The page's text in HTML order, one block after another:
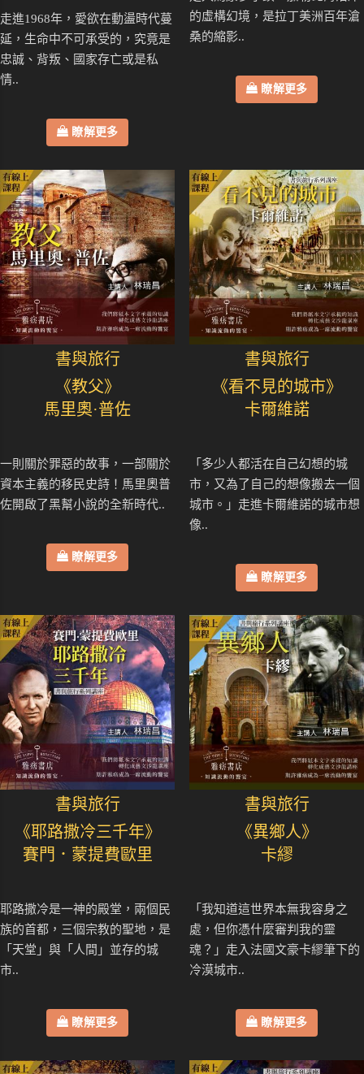
走進1968年，愛欲在動盪時代蔓
延，生命中不可承受的，究竟是
忠誠、背叛、國家存亡或是私
情..
瞭解更多
的虛構幻境，是拉丁美洲百年滄
桑的縮影..
瞭解更多
書與旅行
《教父》
馬里奧·普佐
一則關於罪惡的故事，一部關於
資本主義的移民史詩！馬里奧普
佐開啟了黑幫小說的全新時代..
瞭解更多
書與旅行
《看不見的城市》
卡爾維諾
「多少人都活在自己幻想的城
市，又為了自己的想像搬去一個
城市。」走進卡爾維諾的城市想
像..
瞭解更多
書與旅行
《耶路撒冷三千年》
賽門．蒙提費歐里
耶路撒冷是一神的殿堂，兩個民
族的首都，三個宗教的聖地，是
「天堂」與「人間」並存的城
市..
瞭解更多
書與旅行
《異鄉人》
卡繆
「我知道這世界本無我容身之
處，但你憑什麼審判我的靈
魂？」走入法國文豪卡繆筆下的
冷漠城市..
瞭解更多